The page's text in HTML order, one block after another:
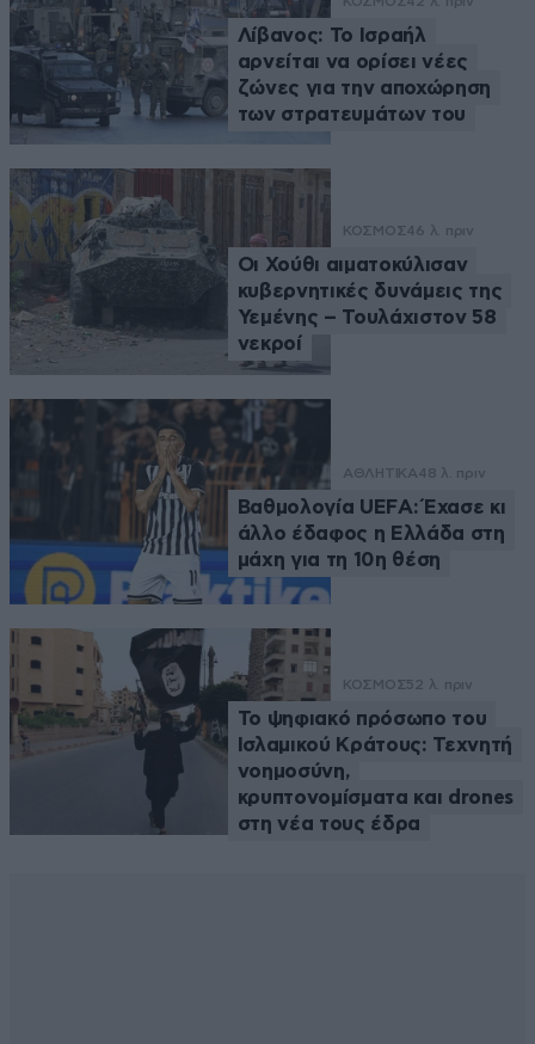
Λίβανος: Το Ισραήλ
αρνείται να ορίσει νέες
ζώνες για την αποχώρηση
των στρατευμάτων του
ΚΟΣΜΟΣ46 λ. πριν
Οι Χούθι αιματοκύλισαν
κυβερνητικές δυνάμεις της
Υεμένης – Τουλάχιστον 58
νεκροί
ΑΘΛΗΤΙΚΑ48 λ. πριν
Βαθμολογία UEFA: Έχασε κι
άλλο έδαφος η Ελλάδα στη
μάχη για τη 10η θέση
ΚΟΣΜΟΣ52 λ. πριν
Το ψηφιακό πρόσωπο του
Ισλαμικού Κράτους: Τεχνητή
νοημοσύνη,
κρυπτονομίσματα και drones
στη νέα τους έδρα